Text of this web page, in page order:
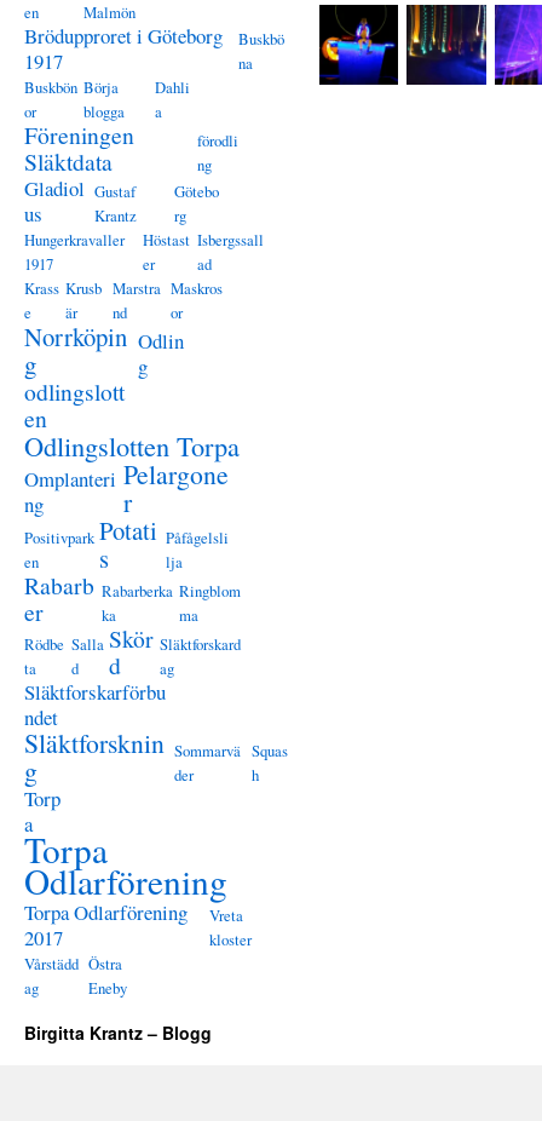
en
Malmön
Brödupproret i Göteborg
1917
Buskbö
na
Buskbön
or
Börja
blogga
Dahli
a
Föreningen
Släktdata
förodli
ng
Gladiol
us
Gustaf
Krantz
Götebo
rg
Hungerkravaller
1917
Höstast
er
Isbergssall
ad
Krass
e
Krusb
är
Marstra
nd
Maskros
or
Norrköpin
g
Odlin
g
odlingslott
en
Odlingslotten Torpa
Omplanteri
ng
Pelargone
r
Positivpark
en
Potati
s
Påfågelsli
lja
Rabarb
er
Rabarberka
ka
Ringblom
ma
Rödbe
ta
Salla
d
Skör
d
Släktforskard
ag
Släktforskarförbu
ndet
Släktforsknin
g
Sommarvä
der
Squas
h
Torp
a
Torpa
Odlarförening
Torpa Odlarförening
2017
Vreta
kloster
Vårstädd
ag
Östra
Eneby
Birgitta Krantz – Blogg